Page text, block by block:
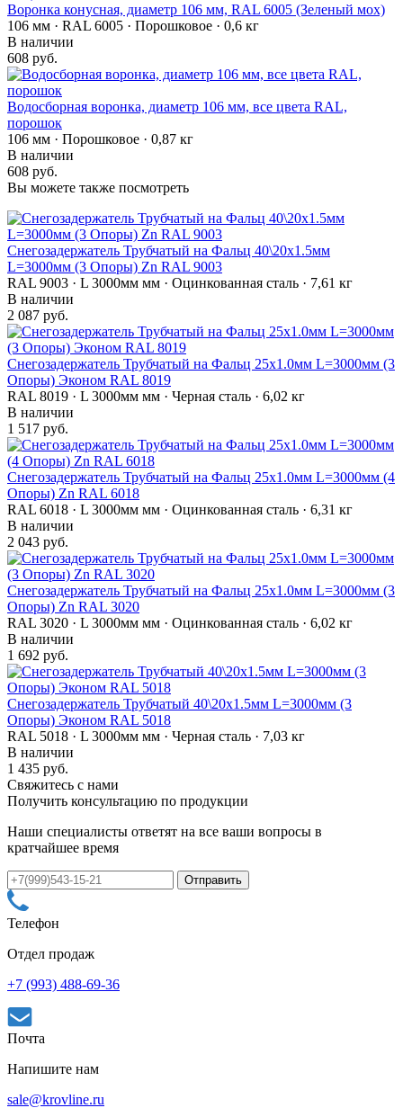
Воронка конусная, диаметр 106 мм, RAL 6005 (Зеленый мох)
106 мм · RAL 6005 · Порошковое · 0,6 кг
В наличии
608 руб.
Водосборная воронка, диаметр 106 мм, все цвета RAL,
порошок
106 мм · Порошковое · 0,87 кг
В наличии
608 руб.
Вы можете также посмотреть
Снегозадержатель Трубчатый на Фальц 40\20х1.5мм
L=3000мм (3 Опоры) Zn RAL 9003
RAL 9003 · L 3000мм мм · Оцинкованная сталь · 7,61 кг
В наличии
2 087 руб.
Снегозадержатель Трубчатый на Фальц 25х1.0мм L=3000мм (3
Опоры) Эконом RAL 8019
RAL 8019 · L 3000мм мм · Черная сталь · 6,02 кг
В наличии
1 517 руб.
Снегозадержатель Трубчатый на Фальц 25х1.0мм L=3000мм (4
Опоры) Zn RAL 6018
RAL 6018 · L 3000мм мм · Оцинкованная сталь · 6,31 кг
В наличии
2 043 руб.
Снегозадержатель Трубчатый на Фальц 25х1.0мм L=3000мм (3
Опоры) Zn RAL 3020
RAL 3020 · L 3000мм мм · Оцинкованная сталь · 6,02 кг
В наличии
1 692 руб.
Снегозадержатель Трубчатый 40\20х1.5мм L=3000мм (3
Опоры) Эконом RAL 5018
RAL 5018 · L 3000мм мм · Черная сталь · 7,03 кг
В наличии
1 435 руб.
Свяжитесь с нами
Получить консультацию по продукции
Наши специалисты ответят на все ваши вопросы в
кратчайшее время
Телефон
Отдел продаж
+7 (993) 488-69-36
Почта
Напишите нам
sale@krovline.ru